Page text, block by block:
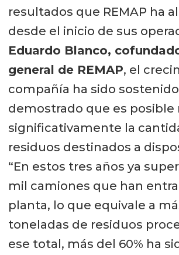
resultados que REMAP ha
desde el inicio de sus
Eduardo Blanco,
general de REMAP, el
compañía ha sido
demostrado que es posible
significativamente la
residuos destinados a
“En estos tres años ya
mil camiones que han
planta, lo que equivale a
toneladas de residuos
ese total, más del 60% ha